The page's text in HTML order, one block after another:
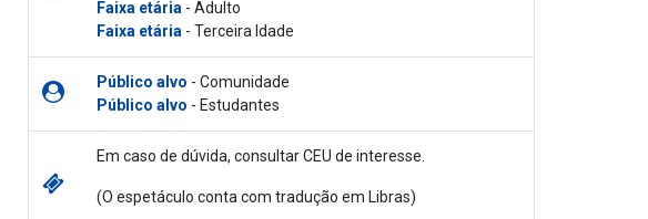
Faixa etária- Adulto
Faixa etária- Terceira Idade
Público alvo - Comunidade
Público alvo - Estudantes
Em caso de dúvida, consultar CEU de interesse.
(O espetáculo conta com tradução em Libras)